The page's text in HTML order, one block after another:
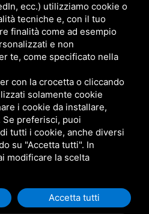
ecc.) utilizziamo cookie o
tecniche e, con il tuo
finalità come ad esempio
e non
te, come specificato nella
con la crocetta o cliccando
solamente cookie
i cookie da installare,
Se preferisci, puoi
tutti i cookie, anche diversi
su "Accetta tutti". In
modificare la scelta
Accetta tutti